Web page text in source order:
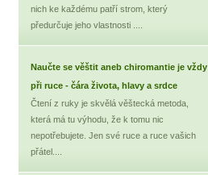
nich ke každému patří strom, který
předurčuje jeho vlastnosti ....
Naučte se věštit aneb chiromantie je vždy
při ruce - čára života, hlavy a srdce
Čtení z ruky je skvělá věštecká metoda,
která má tu výhodu, že k tomu nic
nepotřebujete. Jen své ruce a ruce vašich
přátel....